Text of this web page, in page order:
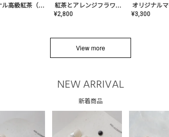
オリジナル高級紅茶（TIME/タイム）【ギフト/プチギフト/プレゼント/内祝い/結婚式/オリジナル配合/高品質/ハーブティー/茶葉/記念日/お返し/手土産/美容/おしゃれ】 紅茶とアレンジフラワーのセット
¥2,800 ¥3,300
View more
NEW ARRIVAL
新着商品